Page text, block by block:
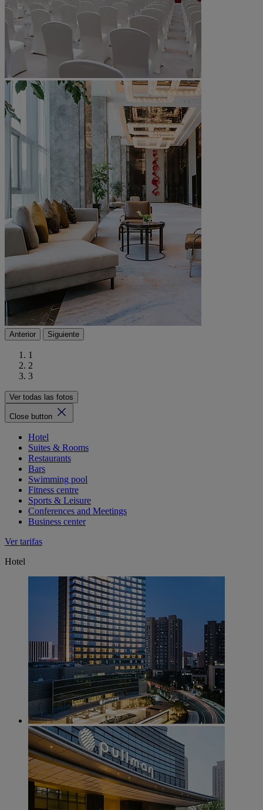
Anterior Siguiente
1
2
3
Ver todas las fotos
Close button
Hotel
Suites & Rooms
Restaurants
Bars
Swimming pool
Fitness centre
Sports & Leisure
Conferences and Meetings
Business center
Ver tarifas
Hotel